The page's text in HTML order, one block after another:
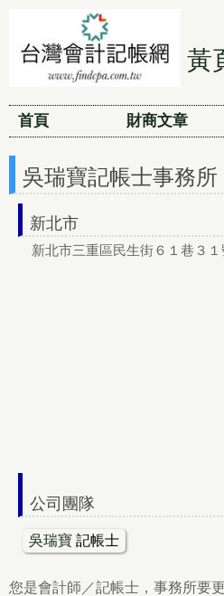
黃
首頁 財商文章
吳瑞寶記帳士事務所
新北市
新北市三重區民生街６１巷３
公司團隊
吳瑞寶 記帳士
您是會計師／記帳士，事務所要